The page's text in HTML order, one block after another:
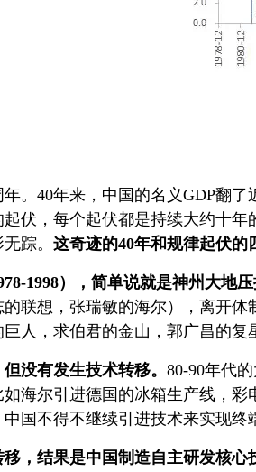
。40年来，中国的名义GDP翻
伏，每个起伏都是持续大约十
踪。 这奇迹的40年和规律起伏的
1998），简单说就是神州大地
联想，张瑞敏的海尔），离开
人，求伯君的金山，郭广昌的复
没有发生技术转移。 80-90年代
海尔引进德国的冰箱生产线，
国不得不继续引进技术来实现终
，结果是中国制造自主研发核心